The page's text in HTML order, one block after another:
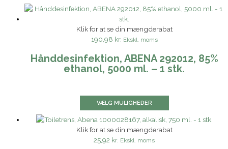
Klik for at se din mængderabat
190,98 kr. Ekskl. moms
Hånddesinfektion, ABENA 292012, 85%
ethanol, 5000 ml. – 1 stk.
VÆLG MULIGHEDER
Klik for at se din mængderabat
25,92 kr. Ekskl. moms